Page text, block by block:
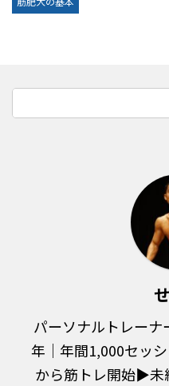
パーソナルトレーナ
年｜年間1,000セッ
から筋トレ開始▶︎未